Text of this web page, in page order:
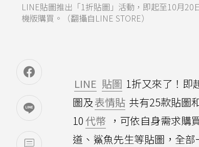
LINE貼圖推出「1折貼圖」活動，即起至10月
機版購買。（翻攝自LINE STORE）
LINE 貼圖 1折又來了！即
圖及表情貼 共有25款貼圖
10代幣 ，可依自身需求購
道、鯊魚先生等貼圖，全部